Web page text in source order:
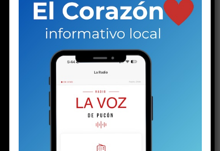
ESTO PODRÍA GUSTARTE
Luego de la nevada viene el viento: el
invierno no da tregua en Pucón
El silencio de los (no) inocentes
PuconApp completa su despliegue y ya está